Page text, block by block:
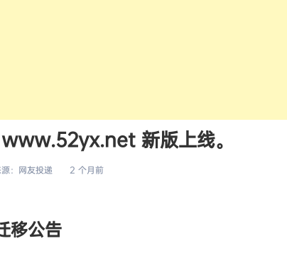
新版上线。
： 网友投递 2 个月前
移公告